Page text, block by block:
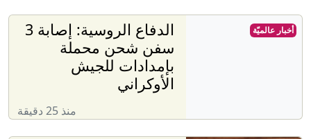
الدفاع الروسية: إصابة 3
سفن شحن محملة
بإمدادات للجيش
الأوكراني
منذ 25 دقيقة
أخبار عالميّة